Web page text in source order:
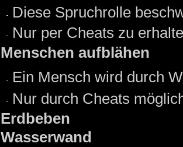
Diese Spruchrolle
Nur per Cheats zu
Menschen aufblähen
Ein Mensch wird durch
Nur durch Cheats
Erdbeben
Wasserwand